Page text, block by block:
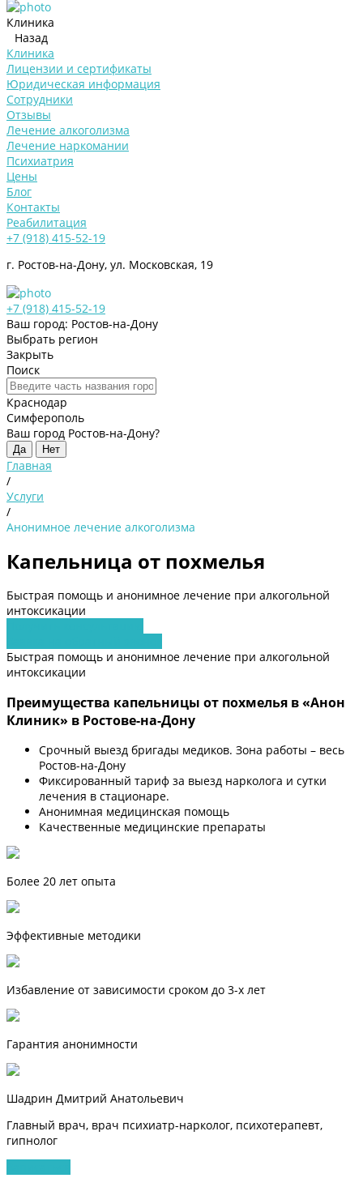
Клиника
Назад
Клиника
Лицензии и сертификаты
Юридическая информация
Сотрудники
Отзывы
Лечение алкоголизма
Лечение наркомании
Психиатрия
Цены
Блог
Контакты
Реабилитация
+7 (918) 415-52-19
г. Ростов-на-Дону, ул. Московская, 19
+7 (918) 415-52-19
Ваш город: Ростов-на-Дону
Выбрать регион
Закрыть
Поиск
Краснодар
Симферополь
Ваш город Ростов-на-Дону?
Да Нет
Главная
/
Услуги
/
Анонимное лечение алкоголизма
Капельница от похмелья
Быстрая помощь и анонимное лечение при алкогольной
интоксикации
Быстрая помощь и анонимное лечение при алкогольной
интоксикации
Преимущества капельницы от похмелья в «Анон
Клиник» в Ростове-на-Дону
Срочный выезд бригады медиков. Зона работы – весь
Ростов-на-Дону
Фиксированный тариф за выезд нарколога и сутки
лечения в стационаре.
Анонимная медицинская помощь
Качественные медицинские препараты
Более 20 лет опыта
Эффективные методики
Избавление от зависимости сроком до 3-х лет
Гарантия анонимности
Шадрин Дмитрий Анатольевич
Главный врач, врач психиатр-нарколог, психотерапевт,
гипнолог